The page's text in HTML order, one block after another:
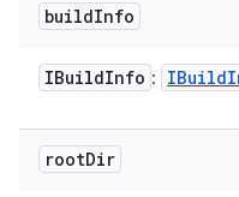
buildInfo
IBuildInfo : IBuild
rootDir